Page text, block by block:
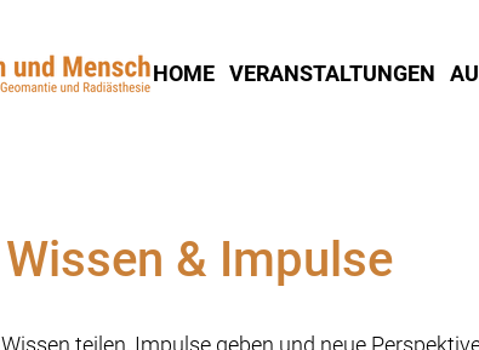
HOME VERANSTALTUNGEN
Wissen & Impulse
Wissen teilen, Impulse geben und neue